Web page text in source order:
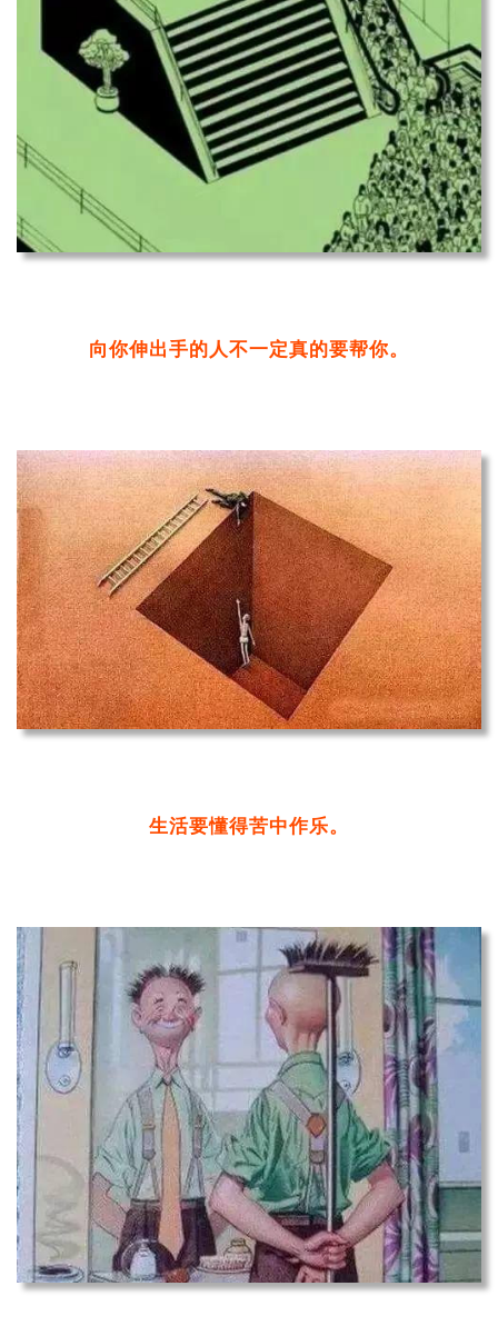
向你伸出手的人不一定真的要帮你。
生活要懂得苦中作乐。